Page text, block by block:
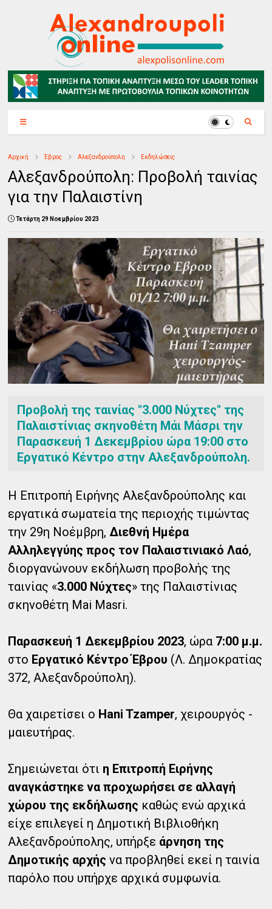
Αρχική Έβρος Αλεξανδρούπολη Εκδηλώσεις
Αλεξανδρούπολη: Προβολή ταινίας
για την Παλαιστίνη
Τετάρτη 29 Νοεμβρίου 2023
Προβολή της ταινίας "3.000 Νύχτες" της
Παλαιστίνιας σκηνοθέτη Μάι Μάσρι την
Παρασκευή 1 Δεκεμβρίου ώρα 19:00 στο
Εργατικό Κέντρο στην Αλεξανδρούπολη.
Η Επιτροπή Ειρήνης Αλεξανδρούπολης και
εργατικά σωματεία της περιοχής τιμώντας
την 29η Νοέμβρη,Διεθνή Ημέρα
Αλληλεγγύης προς τον Παλαιστινιακό Λαό,
διοργανώνουν εκδήλωση προβολής της
ταινίας «3.000 Νύχτες» της Παλαιστίνιας
σκηνοθέτη Mai Masri.
Παρασκευή 1 Δεκεμβρίου 2023, ώρα 7:00 μ.μ.
στο Εργατικό Κέντρο Έβρου (Λ. Δημοκρατίας
372, Αλεξανδρούπολη).
Θα χαιρετίσει ο Hani Tzamper, χειρουργός -
μαιευτήρας.
Σημειώνεται ότι η Επιτροπή Ειρήνης
αναγκάστηκε να προχωρήσει σε αλλαγή
χώρου της εκδήλωσης καθώς ενώ αρχικά
είχε επιλεγεί η Δημοτική Βιβλιοθήκη
Αλεξανδρούπολης, υπήρξε άρνηση της
Δημοτικής αρχής να προβληθεί εκεί η ταινία
παρόλο που υπήρχε αρχικά συμφωνία.